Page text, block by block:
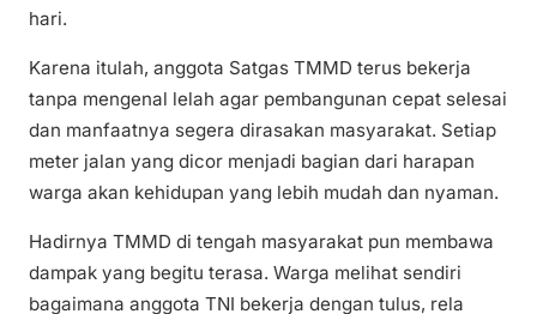
hari.
Karena itulah, anggota Satgas TMMD terus bekerja
tanpa mengenal lelah agar pembangunan cepat selesai
dan manfaatnya segera dirasakan masyarakat. Setiap
meter jalan yang dicor menjadi bagian dari harapan
warga akan kehidupan yang lebih mudah dan nyaman.
Hadirnya TMMD di tengah masyarakat pun membawa
dampak yang begitu terasa. Warga melihat sendiri
bagaimana anggota TNI bekerja dengan tulus, rela